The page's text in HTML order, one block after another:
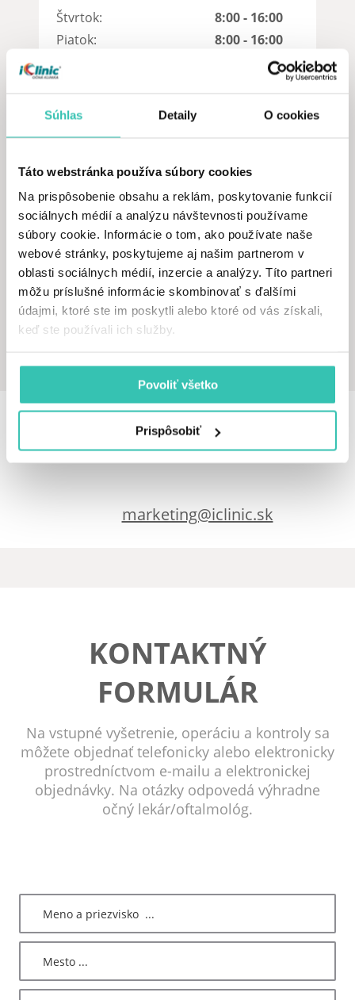
Súhlas Detaily O cookies
Táto webstránka používa súbory cookies
Na prispôsobenie obsahu a reklám, poskytovanie funkcií
sociálnych médií a analýzu návštevnosti používame
súbory cookie. Informácie o tom, ako používate naše
webové stránky, poskytujeme aj našim partnerom v
oblasti sociálnych médií, inzercie a analýzy. Títo partneri
môžu príslušné informácie skombinovať s ďalšími
údajmi, ktoré ste im poskytli alebo ktoré od vás získali,
keď ste používali ich služby.
Povoliť všetko
Prispôsobiť
Štvrtok:
8:00 - 16:00
Piatok:
8:00 - 16:00
ZOBRAZIŤ NA MAPE
Marketingové oddelenie
marketing@iclinic.sk
KONTAKTNÝ
FORMULÁR
Na vstupné vyšetrenie, operáciu a kontroly sa
môžete objednať telefonicky alebo elektronicky
prostredníctvom e-mailu a elektronickej
objednávky. Na otázky odpovedá výhradne
očný lekár/oftalmológ.